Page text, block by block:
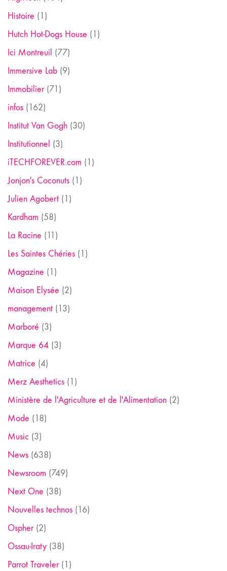
Histoire (1)
Hutch Hot-Dogs House (1)
Ici Montreuil (77)
Immersive Lab (9)
Immobilier(71)
infos (162)
Institut Van Gogh (30)
Institutionnel (3)
iTECHFOREVER.com (1)
Jonjon's Coconuts (1)
Julien Agobert (1)
Kardham (58)
La Racine (11)
Les Saintes Chéries (1)
Magazine (1)
Maison Elysée (2)
management (13)
Marboré (3)
Marque 64 (3)
Matrice (4)
Merz Aesthetics (1)
Ministère de l'Agriculture et de l'Alimentation (2)
Mode (18)
Music (3)
News (638)
Newsroom (749)
Next One (38)
Nouvelles technos (16)
Ospher(2)
Ossau-Iraty (38)
Parrot Traveler(1)